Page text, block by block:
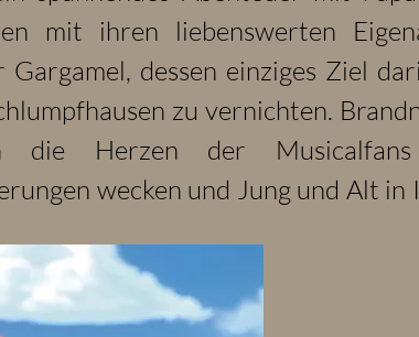
mit ihren liebenswerten
dessen einziges Ziel
zu vernichten.
die Herzen der Musicalfans
wecken und Jung und Alt in